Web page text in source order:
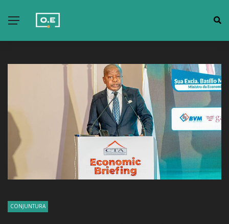
CONJUNTURA